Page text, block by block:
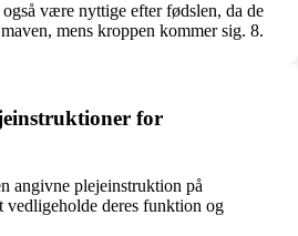
være nyttige efter fødslen, da de
mens kroppen kommer sig. 8.
for
angivne plejeinstruktion på
vedligeholde deres funktion og